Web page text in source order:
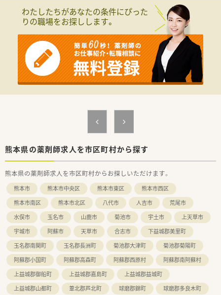
○長期就業＆自己研讃を続ける事で給与があがる仕組みになっ
ており、将来的に高年収も狙う事が出来ます。
○インターネットを使って処方薬の飲み方を遠隔指導する「オン
ライン服薬指導」、今後も病院の「敷地内薬局」の推進、女性客の
取り込みを狙う店舗でデザインの一新。
M&Aによる店舗拡大と業界のリーディングカンパニーとして成
長を続けています。
○どの店舗も、最新システムが整っています！
＼福利厚生／
〇「社員第一主義」を掲げている同社では、福利厚生面が手厚く
プライベートも充実出来る様にワークライフバランスを後押し
る他、提携の保養施設は全国に40ヵ所あります。
〇産休・育休・時短勤務者2,097人以上等、どれも業界トップクラ
産休、育休取得はもちろんのこと、育児短時間勤務制度を実施
育児休業より復帰後、1日最大2時間短縮して勤務できる制度で
す。
法律では3歳までですが、同社では小学校就学時までの期間利用
可能♪
わたしたちがあなたの条件にぴった
りの職場をお探しします。
熊本県の薬剤師求人を市区町村から探す
熊本県の薬剤師求人を市区町村からお探しいただけます。
熊本市 熊本市中央区 熊本市東区
熊本市西区
熊本市南区
熊本市北区 八代市 人吉市
荒尾市
水俣市
玉名市 山鹿市 菊池市 宇土市
上天草市
宇城市
阿蘇市 天草市 合志市
下益城郡美里町
玉名郡南関町
玉名郡長洲町 菊池郡大津町
菊池郡菊陽町
阿蘇郡小国町
阿蘇郡高森町 阿蘇郡西原村
阿蘇郡南阿蘇村
上益城郡御船町
上益城郡嘉島町
上益城郡益城町
上益城郡山都町
葦北郡芦北町 球磨郡錦町
球磨郡多良木町